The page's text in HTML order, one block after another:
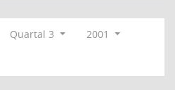
Quartal 3
2001